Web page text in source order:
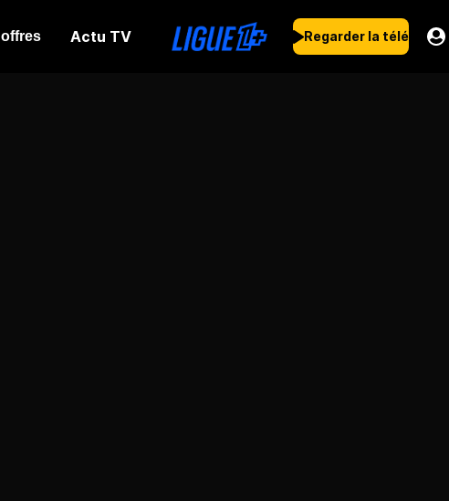
offres Actu TV Regarder la télé